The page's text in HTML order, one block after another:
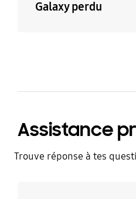
Galaxy perdu
Assistance
Trouve réponse à tes